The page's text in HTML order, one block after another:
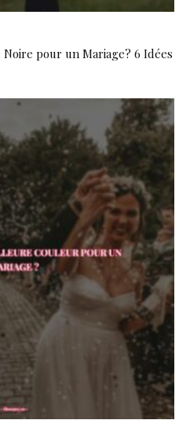
pour un Mariage? 6 Idées